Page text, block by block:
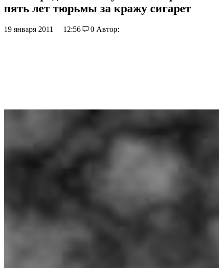
пять лет тюрьмы за кражу сигарет
19 января 2011 12:56 0 Автор: